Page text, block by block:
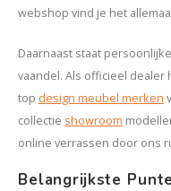
Fauteuils
Kasten
webshop vind je het
Daarnaast staat
vaandel. Als officieel dealer
top design meubel merken
collectie showroom
online verrassen door ons
Belangrijkste